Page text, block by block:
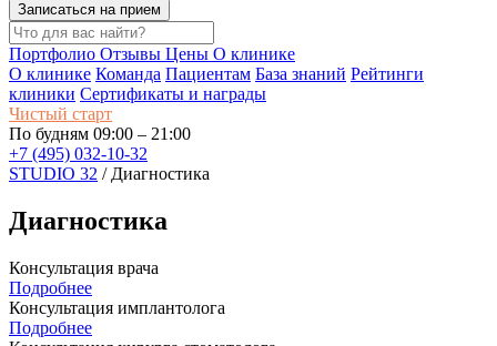
Записаться на прием
Портфолио Отзывы Цены О клинике
О клинике Команда Пациентам База знаний Рейтинги
клиники Сертификаты и награды
Чистый старт
По будням 09:00 – 21:00
+7 (495) 032-10-32
STUDIO 32 / Диагностика
Диагностика
Консультация врача
Подробнее
Консультация имплантолога
Подробнее